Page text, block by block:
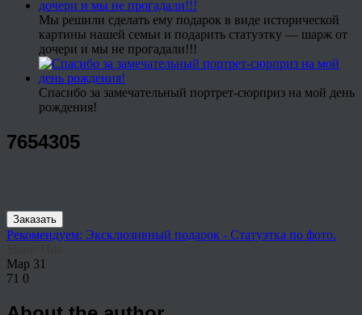
Мы решили сделать ему подарок в виде исторической
картины нашей семьи и подарить статуэтку — шарж от
дочери и мы не прогадали!!!
Спасибо за замечательный портрет-сюрприз на мой день
рождения!
7654305
Заказать
Рекомендуем: Эксклюзивный подарок - Статуэтка по фото.
Мар 31
71 0